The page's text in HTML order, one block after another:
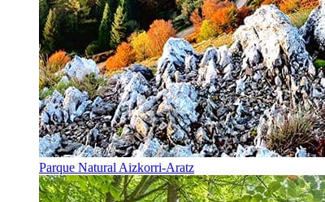
Parque Natural Aizkorri-Aratz